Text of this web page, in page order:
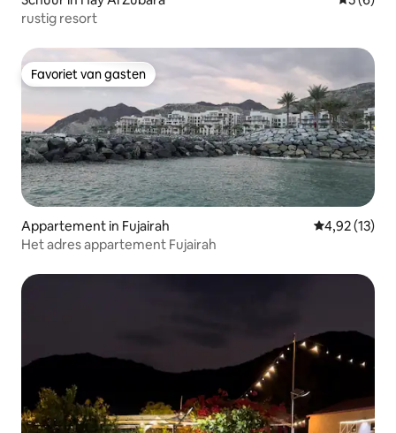
rustig resort
Favoriet van gasten
Favoriet van gasten
Appartement in Fujairah Gemiddelde
4,92 (13)
Het adres appartement Fujairah